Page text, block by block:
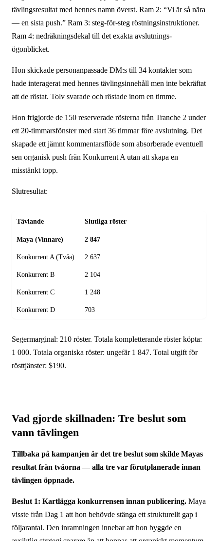
tävlingsresultat med hennes namn överst. Ram 2: “Vi är så nära
— en sista push.” Ram 3: steg-för-steg röstningsinstruktioner.
Ram 4: nedräknings­dekal till det exakta avslutnings­
ögonblicket.
Hon skickade personanpassade DM:s till 34 kontakter som
hade interagerat med hennes tävlingsinnehåll men inte bekräftat
att de röstat. Tolv svarade och röstade inom en timme.
Hon frigjorde de 150 reserverade rösterna från Tranche 2 under
ett 20-timmars­fönster med start 36 timmar före avslutning. Det
skapade ett jämnt kommentars­flöde som absorberade eventuell
sen organisk push från Konkurrent A utan att skapa en
misstänkt topp.
Slutresultat:
Tävlande Slutliga röster
Maya (Vinnare) 2 847
Konkurrent A (Tvåa) 2 637
Konkurrent B 2 104
Konkurrent C 1 248
Konkurrent D 703
Seger­marginal: 210 röster. Totala kompletterande röster köpta:
1 000. Totala organiska röster: ungefär 1 847. Total utgift för
rösttjänster: $190.
Vad gjorde skillnaden: Tre beslut som
vann tävlingen
Tillbaka på kampanjen är det tre beslut som skilde Mayas
resultat från tvåorna — alla tre var förutplanerade innan
tävlingen öppnade.
Beslut 1: Kartlägga konkurrensen innan publicering. Maya
visste från Dag 1 att hon behövde stänga ett strukturellt gap i
följarantal. Den inramningen innebar att hon byggde en